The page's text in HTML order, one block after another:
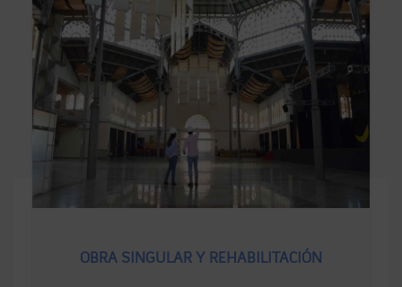
OBRA SINGULAR Y REHABILITACIÓN